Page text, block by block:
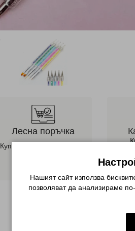
Лесна поръчка
Купете от нашия сайт или
Нашият сайт използва
позволяват да анализираме